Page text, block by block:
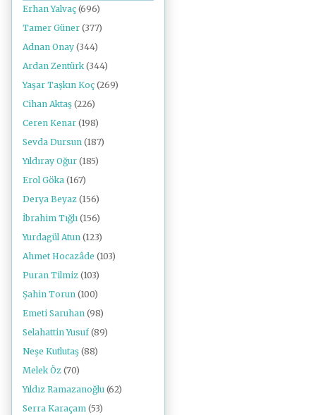
Erhan Yalvaç (696)
Tamer Güner (377)
Adnan Onay (344)
Ardan Zentürk (344)
Yaşar Taşkın Koç (269)
Cihan Aktaş (226)
Ceren Kenar (198)
Sevda Dursun (187)
Yıldıray Oğur (185)
Erol Göka (167)
Derya Beyaz (156)
İbrahim Tığlı (156)
Yurdagül Atun (123)
Ahmet Hocazâde (103)
Puran Tilmiz (103)
Şahin Torun (100)
Emeti Saruhan (98)
Selahattin Yusuf (89)
Neşe Kutlutaş (88)
Melek Öz (70)
Yıldız Ramazanoğlu (62)
Serra Karaçam (53)